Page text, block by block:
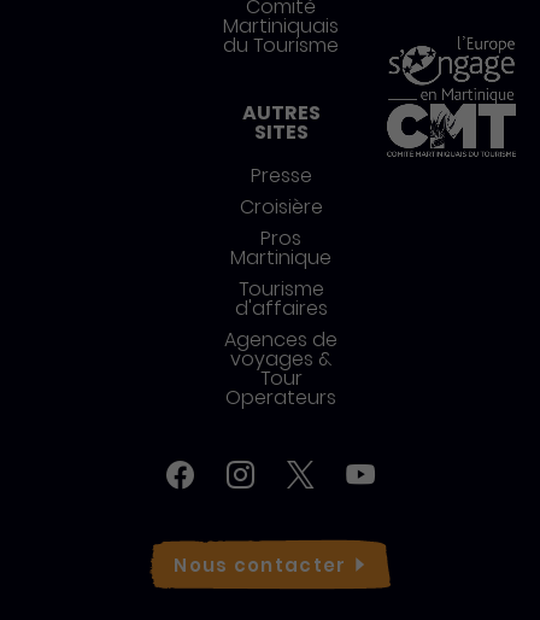
Comité
Martiniquais
du Tourisme
AUTRES
SITES
Presse
Croisière
Pros
Martinique
Tourisme
d'affaires
Agences de
voyages &
Tour
Operateurs
FacebookInstagramTwitterYouTube
Nous contacter